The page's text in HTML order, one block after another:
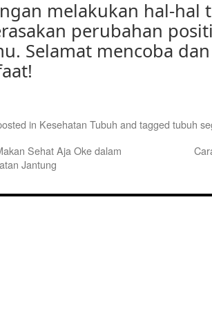
melakukan hal-hal
perubahan
Selamat mencoba
in Kesehatan Tubuh and tagged tubuh
Sehat Aja Oke dalam
Jantung